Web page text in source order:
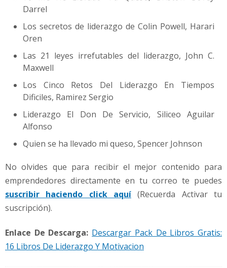
Darrel
Los secretos de liderazgo de Colin Powell, Harari
Oren
Las 21 leyes irrefutables del liderazgo, John C.
Maxwell
Los Cinco Retos Del Liderazgo En Tiempos
Dificiles, Ramirez Sergio
Liderazgo El Don De Servicio, Siliceo Aguilar
Alfonso
Quien se ha llevado mi queso, Spencer Johnson
No olvides que para recibir el mejor contenido para
emprendedores directamente en tu correo te puedes
suscribir haciendo click aquí (Recuerda Activar tu
suscripción).
Enlace De Descarga: Descargar Pack De Libros Gratis:
16 Libros De Liderazgo Y Motivacion